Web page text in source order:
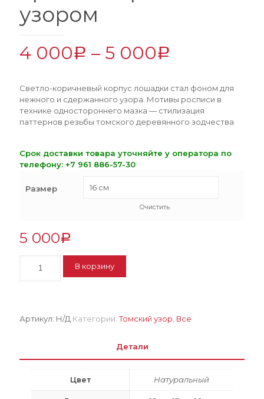
узором
4 000Р – 5 000Р
Светло-коричневый корпус лошадки стал фоном для
нежного и сдержанного узора. Мотивы росписи в
технике одностороннего мазка — стилизация
паттернов резьбы томского деревянного зодчества
Срок доставки товара уточняйте у оператора по
телефону: +7 961 886-57-30
Размер
Очистить
5 000Р
Лошадка
коричневым
В корзину
Артикул: Н/Д Категории:Томский узор Все
Детали
Цвет Натуральный